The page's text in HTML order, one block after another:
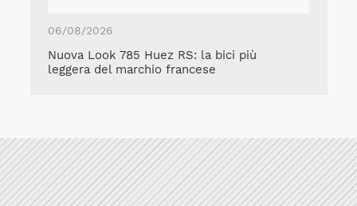
06/08/2026
Nuova Look 785 Huez RS: la bici più
leggera del marchio francese